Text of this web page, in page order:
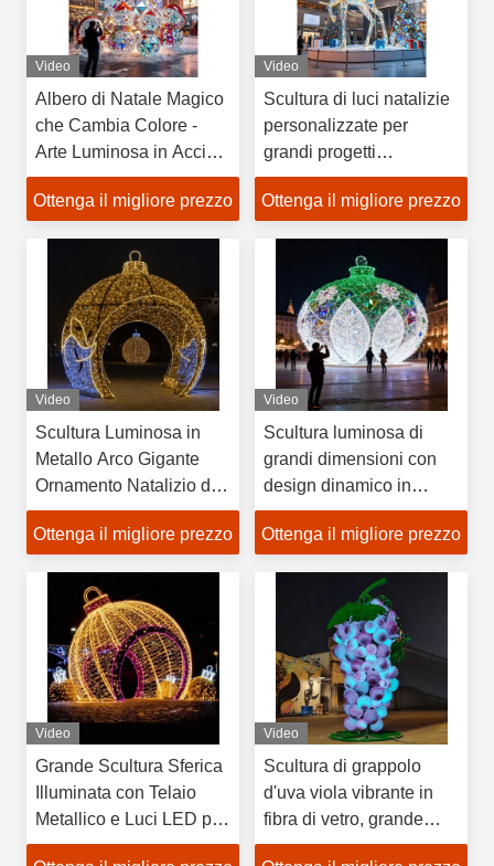
Video
Albero di Natale Magico
che Cambia Colore -
Arte Luminosa in Acciaio
Inossidabile per
Decorazione di Lobby di
Ottenga il migliore prezzo
Video
Scultura di luci natalizie
personalizzate per
grandi progetti
architettonici
Ottenga il migliore prezzo
Video
Scultura Luminosa in
Metallo Arco Gigante
Ornamento Natalizio da
Esterno con Luci LED
Impermeabili per
Commerciale Stradale
Ottenga il migliore prezzo
Video
Scultura luminosa di
grandi dimensioni con
design dinamico in
acciaio inossidabile ed
effetti cangianti, perfetta
l'esposizione nei centri
commerciali
Ottenga il migliore prezzo
Video
Grande Scultura Sferica
Illuminata con Telaio
Metallico e Luci LED per
Piazza Cittadina
Video
Scultura di grappolo
d'uva viola vibrante in
fibra di vetro, grande
decorazione luminosa